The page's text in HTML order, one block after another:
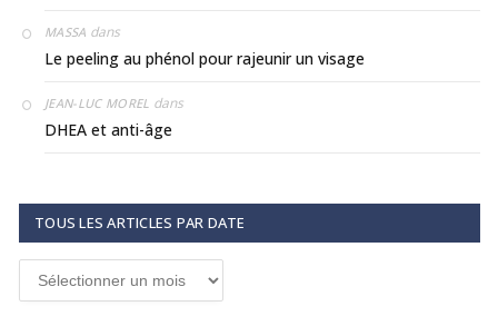
MASSA dans
Le peeling au phénol pour rajeunir un visage
JEAN-LUC MOREL dans
DHEA et anti-âge
TOUS LES ARTICLES PAR DATE
Tous